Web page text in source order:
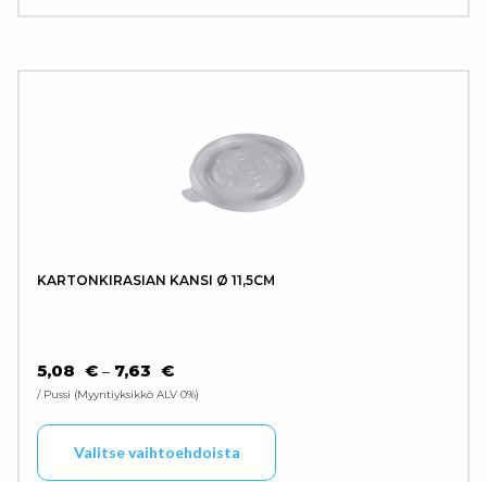
KARTONKIRASIAN KANSI Ø 11,5CM
5,08 € – 7,63 €HINTALUOKKA: 5,08 € - 7,63 €
/ Pussi Myyntiyksikkö ALV 0%
Valitse vaihtoehdoista